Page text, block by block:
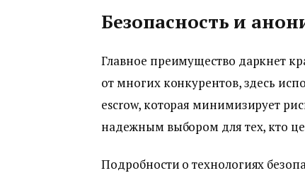
Безопасность и
Главное преимущество даркнет
от многих конкурентов, здесь
escrow, которая минимизирует
надежным выбором для тех, кто
Подробности о технологиях